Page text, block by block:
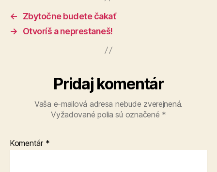
←
Zbytočne budete čakať
→
Otvoríš a neprestaneš!
Pridaj komentár
Vaša e-mailová adresa nebude zverejnená.
Vyžadované polia sú označené *
Komentár *